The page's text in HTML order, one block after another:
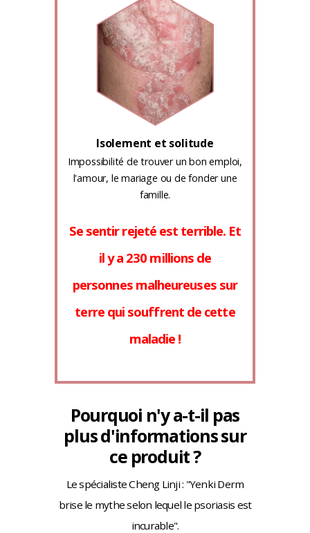
Isolement et solitude
Impossibilité de trouver un bon emploi,
l'amour, le mariage ou de fonder une
famille.
Se sentir rejeté est terrible. Et
il y a 230 millions de
personnes malheureuses sur
terre qui souffrent de cette
maladie !
Pourquoi n'y a-t-il pas
plus d'informations sur
ce produit ?
Le spécialiste Cheng Linji : "Yenki Derm
brise le mythe selon lequel le psoriasis est
incurable".